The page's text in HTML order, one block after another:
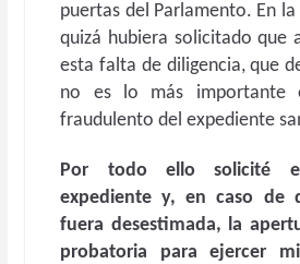
puertas del Parlamento. En
quizá hubiera solicitado que
esta falta de diligencia, que
no es lo más importante
fraudulento del expediente
Por todo ello solicité
expediente y, en caso de
fuera desestimada, la
probatoria para ejercer